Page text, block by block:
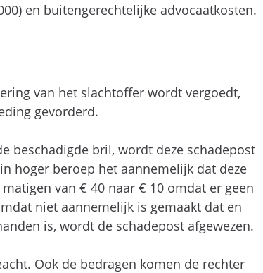
en buitengerechtelijke advocaatkosten.
van het slachtoffer wordt vergoedt,
gevorderd.
beschadigde bril, wordt deze schadepost
hoger beroep het aannemelijk dat deze
van € 40 naar € 10 omdat er geen
niet aannemelijk is gemaakt dat en
is, wordt de schadepost afgewezen.
Ook de bedragen komen de rechter